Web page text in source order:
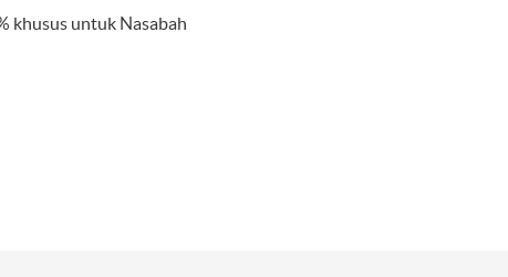
khusus untuk Nasabah